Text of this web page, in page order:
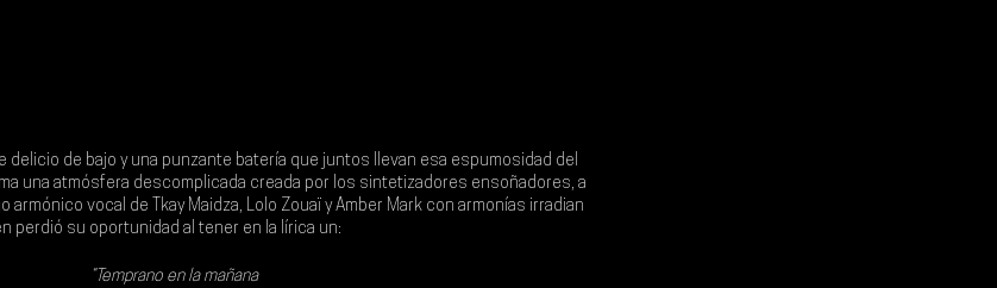
de bajo y una punzante batería que juntos llevan esa espumosidad del
una atmósfera descomplicada creada por los sintetizadores ensoñadores, a
armónico vocal de Tkay Maidza, Lolo Zouaï y Amber Mark con armonías irradian
perdió su oportunidad al tener en la lírica un:
“Temprano en la mañana